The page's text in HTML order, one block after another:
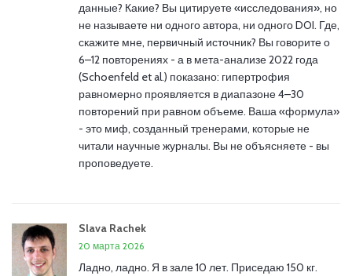
данные? Какие? Вы цитируете «исследования», но
не называете ни одного автора, ни одного DOI. Где,
скажите мне, первичный источник? Вы говорите о
6–12 повторениях - а в мета-анализе 2022 года
(Schoenfeld et al.) показано: гипертрофия
равномерно проявляется в диапазоне 4–30
повторений при равном объеме. Ваша «формула»
- это миф, созданный тренерами, которые не
читали научные журналы. Вы не объясняете - вы
проповедуете.
Slava Rachek
20 марта 2026
Ладно, ладно. Я в зале 10 лет. Приседаю 150 кг.